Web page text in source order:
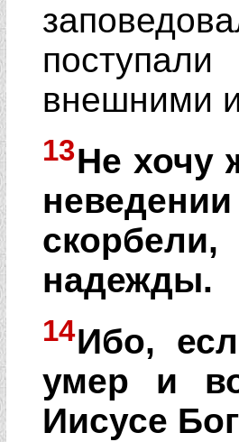
внешними
13Не хочу
надежды.
14Ибо,
умер и
Иисусе